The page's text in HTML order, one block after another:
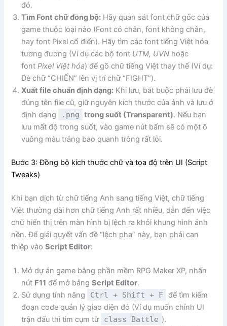
đó.
Tìm Font chữ đồng bộ: Hãy quan sát font chữ gốc của
game thuộc loại nào (Font có chân, font không chân,
hay font Pixel cổ điển). Hãy tìm các font tiếng Việt hóa
tương đương (Ví dụ các bộ font UTM, UVN hoặc
fontPixel Việt hóa) để gõ chữ tiếng Việt thay thế (Ví dụ:
Đè chữ “CHIẾN” lên vị trí chữ “FIGHT”).
Xuất file chuẩn định dạng: Khi lưu, bắt buộc phải lưu đè
đúng tên file cũ, giữ nguyên kích thước của ảnh và lưu ở
định dạng
.png trong suốt (Transparent). Nếu bạn
lưu mất độ trong suốt, vào game nút bấm sẽ có một ô
vuông màu trắng bao quanh trông rất lỗi.
Bước 3: Đồng bộ kích thước chữ và tọa độ trên UI (Script
Tweaks)
Khi bạn dịch từ chữ tiếng Anh sang tiếng Việt, chữ tiếng
Việt thường dài hơn chữ tiếng Anh rất nhiều, dẫn đến việc
chữ hiển thị trên màn hình bị lệch ra khỏi khung hình ảnh
nền. Để giải quyết vấn đề “lệch pha” này, bạn phải can
thiệp vàoScript Editor:
Mở dự án game bằng phần mềm RPG Maker XP, nhấn
nút F11 để mở bảngScript Editor.
Sử dụng tính năng
Ctrl + Shift + F
để tìm kiếm
đoạn code quản lý giao diện đó (Ví dụ muốn chỉnh UI
trận đấu thì tìm cụm từ class Battle ).